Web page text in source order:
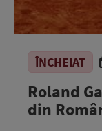
ÎNCHEIAT
Roland
din